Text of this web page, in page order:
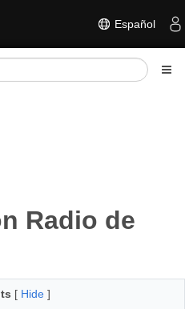
Español
Radio de
[ Hide ]